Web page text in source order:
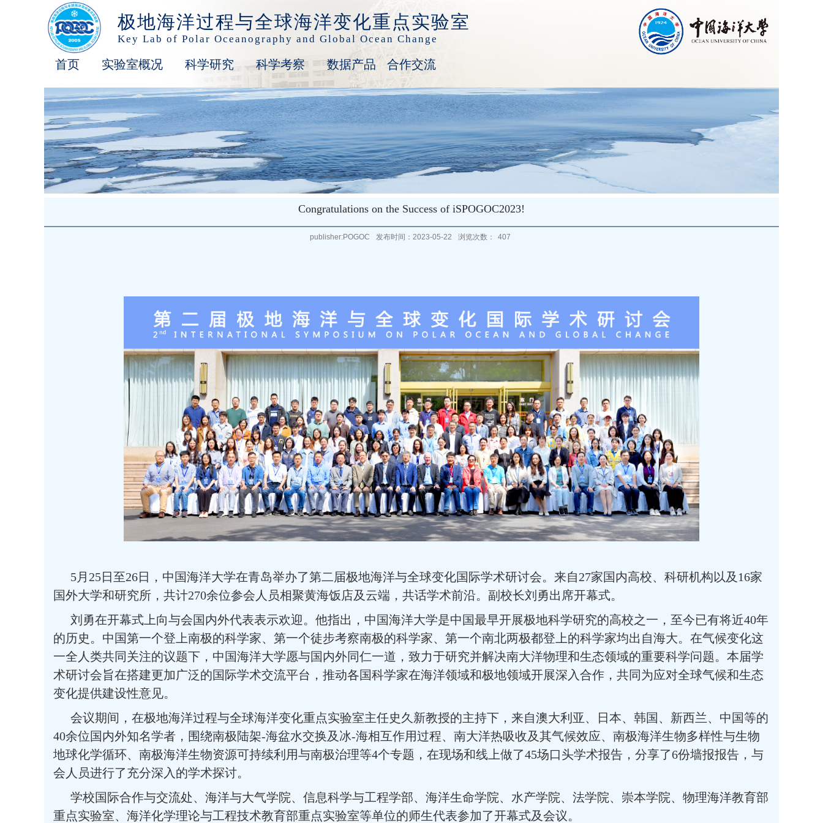
极地海洋过程与全球海洋变化重点实验室
Key Lab of Polar Oceanography and Global Ocean Change
首页 实验室概况 科学研究 科学考察 数据产品 合作交流
Congratulations on the Success of iSPOGOC2023!
publisher:POGOC 发布时间：2023-05-22 浏览次数： 407
5月 25日至26日，中国海洋大学在青岛举办了第二届极地海洋与全球变化国际学术研讨会。来自27家国内高校、科研机构以及 16家
国外大学和研究所，共计270余位参会人员相聚黄海饭店及云端，共话学术前沿。副校长刘勇出席开幕式。
刘勇在开幕式上向与会国内外代表表示欢迎。他指出，中国海洋大学是中国最早开展极地科学研究的高校之一，至今已有将近40年
的历史。中国第一个登上南极的科学家、第一个徒步考察南极的科学家、第一个南北两极都登上的科学家均出自海大。在气候变化这
一全人类共同关注的议题下，中国海洋大学愿与国内外同仁一道，致力于研究并解决南大洋物理和生态领域的重要科学问题。本届学
术研讨会旨在搭建更加广泛的国际学术交流平台，推动各国科学家在海洋领域和极地领域开展深入合作，共同为应对全球气候和生态
变化提供建设性意见。
会议期间 ，在极地海洋过程与全球海洋变化重点实验室主任史久新教授的主持下， 来自澳大利亚、 日本、 韩国、新西兰、中国等的
40余位国内外知名学者，围绕南极陆架-海盆水交换及冰-海相互作用过程、南大洋热吸收及其气候效应、南极海洋生物多样性与生物
地球化学循环、南极海洋生物资源可持续利用与南极治理等4个专题 ， 在现场和线上做了45场口头学术报告，分享了6份墙报报告，与
会人员进行了充分深入的学术探讨。
学校国际合作与交流处、海洋与大气学院、信息科学与工程学部、海洋生命学院、水产学院、法学院、崇本学院、物理海洋教育部
重点实验室、海洋化学理论与工程技术教育部重点实验室等单位的师生代表参加了开幕式及会议。